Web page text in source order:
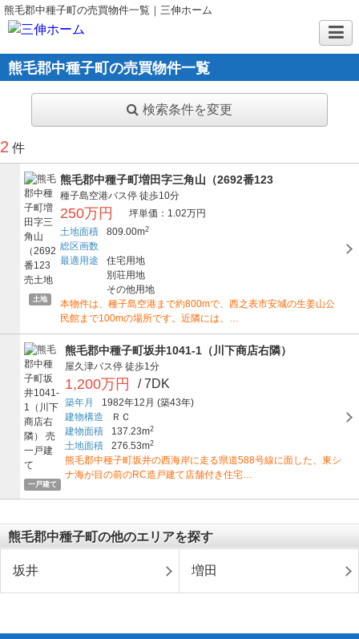
熊毛郡中種子町の売買物件一覧｜三伸ホーム
熊毛郡中種子町の売買物件一覧
検索条件を変更
2 件
土地
熊毛郡中種子町増田字三角山（2692番123
種子島空港バス停 徒歩10分
250万円
坪単価：1.02万円
土地面積
809.00m2
総区画数
最適用途
住宅用地
別荘用地
その他用地
本物件は、種子島空港まで約800mで、西之表市安城の生姜山公
民館まで100mの場所です。近隣には、…
一戸建て
熊毛郡中種子町坂井1041-1（川下商店右隣）
屋久津バス停 徒歩1分
1,200万円 / 7DK
築年月 1982年12月 (築43年)
建物構造
ＲＣ
建物面積
137.23m2
土地面積 276.53m2
熊毛郡中種子町坂井の西海岸に走る県道588号線に面した、東シ
ナ海が目の前のRC造戸建て店舗付き住宅…
熊毛郡中種子町の他のエリアを探す
坂井 増田